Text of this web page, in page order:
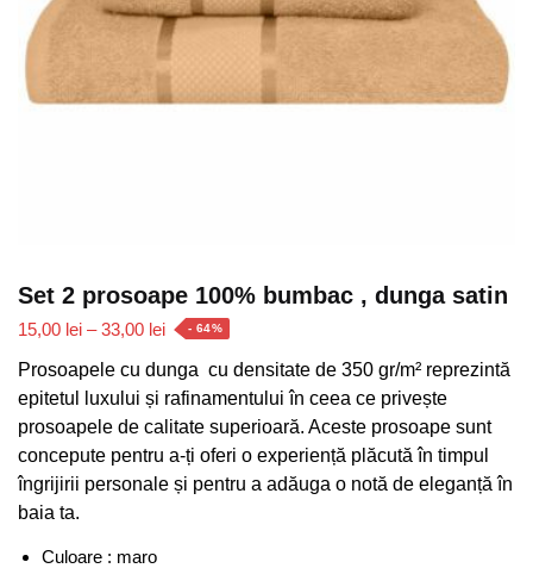
Set 2 prosoape 100% bumbac , dunga satin
15,00 lei – 33,00 leiInterval
prețuri:
15,00 lei
până
la
33,00 lei
- 64%
Prosoapele cu dunga cu densitate de 350 gr/m² reprezintă
epitetul luxului și rafinamentului în ceea ce privește
prosoapele de calitate superioară. Aceste prosoape sunt
concepute pentru a-ți oferi o experiență plăcută în timpul
îngrijirii personale și pentru a adăuga o notă de eleganță în
baia ta.
Culoare : maro